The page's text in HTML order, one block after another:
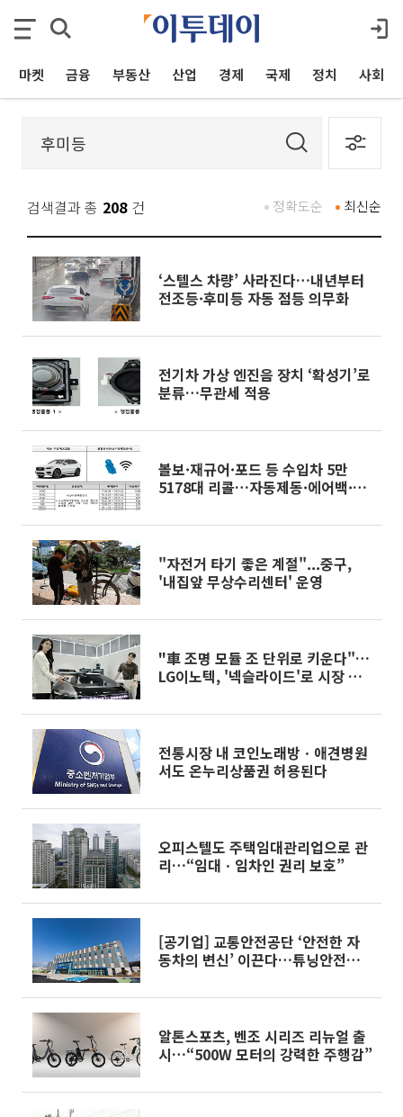
마켓 금융 부동산 산업 경제 국제 정치 사회
검색결과 총 208 건 최신순
정확도순
‘스텔스 차량’ 사라진다…내년부터
전조등·후미등 자동 점등 의무화
전기차 가상 엔진음 장치 ‘확성기’로
분류…무관세 적용
볼보·재규어·포드 등 수입차 5만
5178대 리콜…자동제동·에어백·
"자전거 타기 좋은 계절"...중구,
'내집앞 무상수리센터' 운영
"車 조명 모듈 조 단위로 키운다"…
LG이노텍, '넥슬라이드'로 시장 공
전통시장 내 코인노래방ㆍ애견병원
서도 온누리상품권 허용된다
오피스텔도 주택임대관리업으로 관
리…“임대ㆍ임차인 권리 보호”
[공기업] 교통안전공단 ‘안전한 자
동차의 변신’ 이끈다…튜닝안전기
알톤스포츠, 벤조 시리즈 리뉴얼 출
시…“500W 모터의 강력한 주행감”